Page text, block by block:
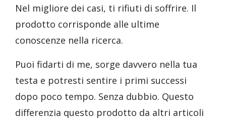
Nel migliore dei casi, ti rifiuti di soffrire. Il
prodotto corrisponde alle ultime
conoscenze nella ricerca.
Puoi fidarti di me, sorge davvero nella tua
testa e potresti sentire i primi successi
dopo poco tempo. Senza dubbio. Questo
differenzia questo prodotto da altri articoli